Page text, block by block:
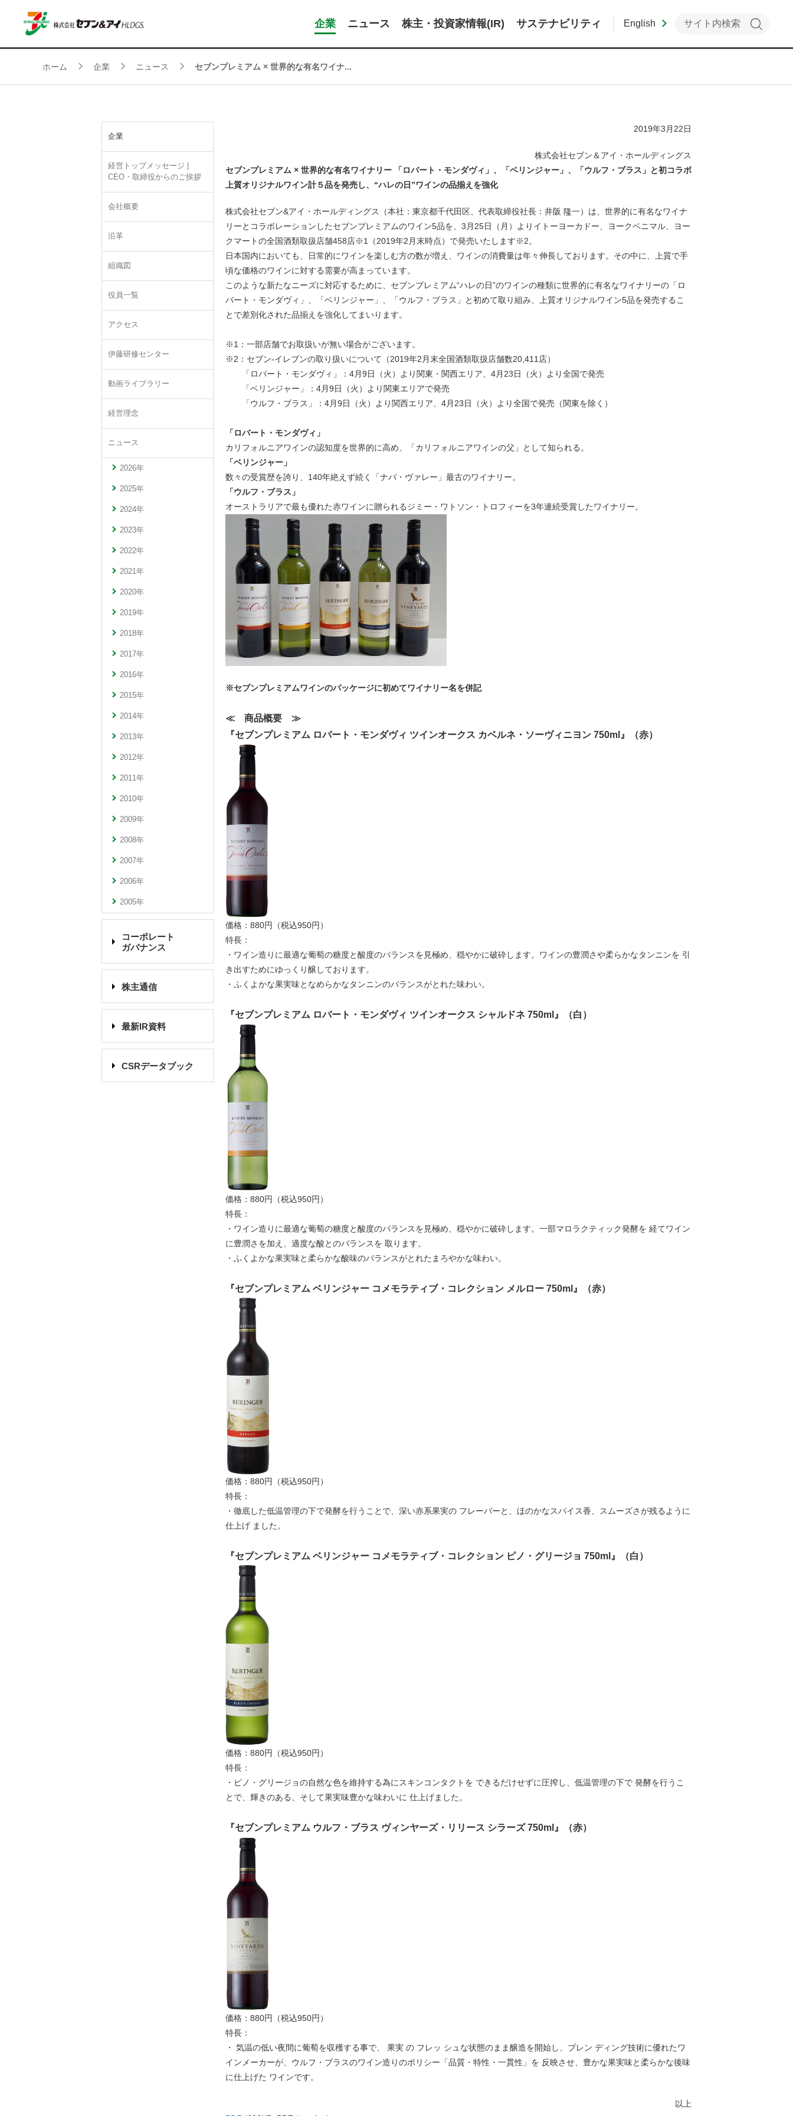
企業 ニュース 株主・投資家情報(IR) サステナビリティ English
ホーム 企業 ニュース セブンプレミアム × 世界的な有名ワイナ...
企業
経営トップメッセージ |
CEO・取締役からのご挨拶
会社概要
沿革
組織図
役員一覧
アクセス
伊藤研修センター
動画ライブラリー
経営理念
ニュース
2026年
2025年
2024年
2023年
2022年
2021年
2020年
2019年
2018年
2017年
2016年
2015年
2014年
2013年
2012年
2011年
2010年
2009年
2008年
2007年
2006年
2005年
コーポレート
ガバナンス
株主通信
最新IR資料
CSRデータブック
2019年3月22日
株式会社セブン＆アイ・ホールディングス
セブンプレミアム × 世界的な有名ワイナリー 「ロバート・モンダヴィ」、「ベリンジャー」、「ウルフ・ブラス」と初コラボ
上質オリジナルワイン計５品を発売し、“ハレの日”ワインの品揃えを強化
株式会社セブン&アイ・ホールディングス（本社：東京都千代田区、代表取締役社長：井阪 隆一）は、世界的に有名なワイナ
リーとコラボレーションしたセブンプレミアムのワイン5品を、3月25日（月）よりイトーヨーカドー、ヨークベニマル、ヨー
クマートの全国酒類取扱店舗458店※1（2019年2月末時点）で発売いたします※2。
日本国内においても、日常的にワインを楽しむ方の数が増え、ワインの消費量は年々伸長しております。その中に、上質で手
頃な価格のワインに対する需要が高まっています。
このような新たなニーズに対応するために、セブンプレミアム“ハレの日”のワインの種類に世界的に有名なワイナリーの「ロ
バート・モンダヴィ」、「ベリンジャー」、「ウルフ・ブラス」と初めて取り組み、上質オリジナルワイン5品を発売するこ
とで差別化された品揃えを強化してまいります。
※1：一部店舗でお取扱いが無い場合がございます。
※2：セブン‐イレブンの取り扱いについて（2019年2月末全国酒類取扱店舗数20,411店）
「ロバート・モンダヴィ」：4月9日（火）より関東・関西エリア、4月23日（火）より全国で発売
「ベリンジャー」：4月9日（火）より関東エリアで発売
「ウルフ・ブラス」：4月9日（火）より関西エリア、4月23日（火）より全国で発売（関東を除く）
「ロバート・モンダヴィ」
カリフォルニアワインの認知度を世界的に高め、「カリフォルニアワインの父」として知られる。
「ベリンジャー」
数々の受賞歴を誇り、140年絶えず続く「ナパ・ヴァレー」最古のワイナリー。
「ウルフ・ブラス」
オーストラリアで最も優れた赤ワインに贈られるジミー・ワトソン・トロフィーを3年連続受賞したワイナリー。
※セブンプレミアムワインのパッケージに初めてワイナリー名を併記
≪ 商品概要 ≫
『セブンプレミアム ロバート・モンダヴィ ツインオークス カベルネ・ソーヴィニヨン 750ml』（赤）
価格：880円（税込950円）
特長：
・ワイン造りに最適な葡萄の糖度と酸度のバランスを見極め、穏やかに破砕します。ワインの豊潤さや柔らかなタンニンを 引
き出すためにゆっくり醸しております。
・ふくよかな果実味となめらかなタンニンのバランスがとれた味わい。
『セブンプレミアム ロバート・モンダヴィ ツインオークス シャルドネ 750ml』（白）
価格：880円（税込950円）
特長：
・ワイン造りに最適な葡萄の糖度と酸度のバランスを見極め、穏やかに破砕します。一部マロラクティック発酵を 経てワイン
に豊潤さを加え、適度な酸とのバランスを 取ります。
・ふくよかな果実味と柔らかな酸味のバランスがとれたまろやかな味わい。
『セブンプレミアム ベリンジャー コメモラティブ・コレクション メルロー 750ml』（赤）
価格：880円（税込950円）
特長：
・徹底した低温管理の下で発酵を行うことで、深い赤系果実の フレーバーと、ほのかなスパイス香、スムーズさが残るように
仕上げ ました。
『セブンプレミアム ベリンジャー コメモラティブ・コレクション ピノ・グリージョ 750ml』（白）
価格：880円（税込950円）
特長：
・ピノ・グリージョの自然な色を維持する為にスキンコンタクトを できるだけせずに圧搾し、低温管理の下で 発酵を行うこ
とで、輝きのある、そして果実味豊かな味わいに 仕上げました。
『セブンプレミアム ウルフ・ブラス ヴィンヤーズ・リリース シラーズ 750ml』（赤）
価格：880円（税込950円）
特長：
・ 気温の低い夜間に葡萄を収穫する事で、 果実 の フレッ シュな状態のまま醸造を開始し、ブレン ディング技術に優れたワ
インメーカーが、ウルフ・ブラスのワイン造りのポリシー「品質・特性・一貫性」を 反映させ、豊かな果実味と柔らかな後味
に仕上げた ワインです。
以上